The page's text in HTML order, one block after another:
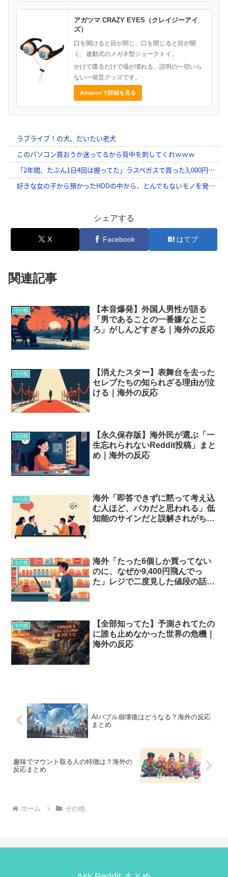
アガツマ CRAZY EYES（クレイジーアイ
ズ）
口を開けると目が閉じ、口を閉じると目が開
く、連動式のメガネ型ジョークトイ。
かけて喋るだけで場が壊れる、説明の一切いら
ない一発芸グッズです。
Amazonで詳細を見る
シェアする
X Facebook はてブ
関連記事
その他
【本音爆発】外国人男性が語る
「男であることの一番嫌なとこ
ろ」がしんどすぎる｜海外の反応
その他
【消えたスター】表舞台を去った
セレブたちの知られざる理由が泣
ける｜海外の反応
その他
【永久保存版】海外民が選ぶ「一
生忘れられないReddit投稿」まと
め｜海外の反応
その他
海外「即答できずに黙って考え込
む人ほど、バカだと思われる」低
知能のサインだと誤解されがちな
その他
海外「たった6個しか買ってない
のに、なぜか9,400円飛んでっ
た」レジで二度見した値段の話…
その他
【全部知ってた】予測されてたの
に誰も止めなかった世界の危機｜
海外の反応
AIバブル崩壊後はどうなる？海外の反応
まとめ
趣味でマウント取る人の特徴は？海外の
反応まとめ
ホーム その他